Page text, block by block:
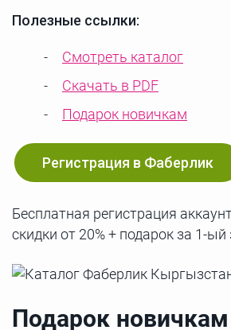
Полезные ссылки:
Смотреть каталог
Скачать в PDF
Подарок новичкам
Регистрация в Фаберлик
Бесплатная регистрация
скидки от 20% + подарок за 1-ый
Подарок